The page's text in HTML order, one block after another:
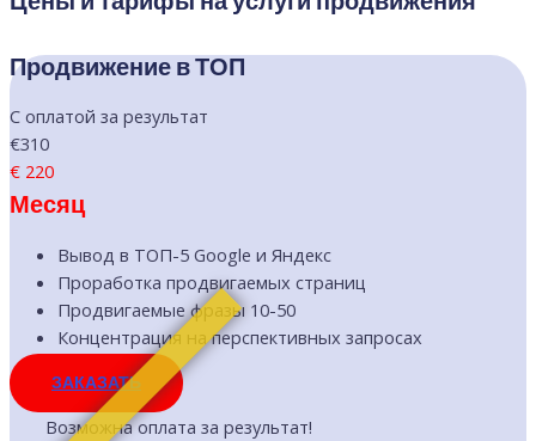
Продвижение в ТОП
С оплатой за результат
€310
€ 220
Месяц
Вывод в ТОП-5 Google и Яндекс
Проработка продвигаемых страниц
Продвигаемые фразы 10-50
Концентрация на перспективных запросах
ЗАКАЗАТЬ
Возможна оплата за результат!